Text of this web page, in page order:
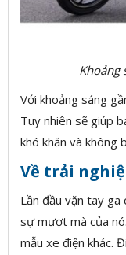
Khoảng
Với khoảng sáng
Tuy nhiên sẽ giúp
khó khăn và không
Về trải
Lần đầu vặn tay ga
sự mượt mà của
mẫu xe điện khác.